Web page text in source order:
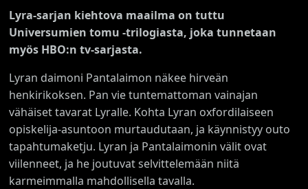
Lyra-sarjan kiehtova maailma on tuttu
Universumien tomu -trilogiasta, joka tunnetaan
myös HBO:n tv-sarjasta.
Lyran daimoni Pantalaimon näkee hirveän
henkirikoksen. Pan vie tuntemattoman vainajan
vähäiset tavarat Lyralle. Kohta Lyran oxfordilaiseen
opiskelija-asuntoon murtaudutaan, ja käynnistyy outo
tapahtumaketju. Lyran ja Pantalaimonin välit ovat
viilenneet, ja he joutuvat selvittelemään niitä
karmeimmalla mahdollisella tavalla.